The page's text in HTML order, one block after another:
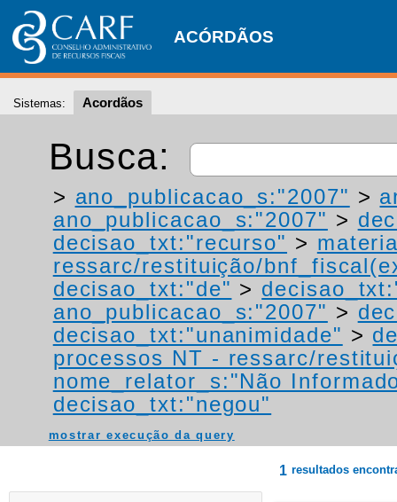
ACÓRDÃOS
Sistemas: Acordãos
Busca:
> ano_publicacao_s:"2007" >
ano_publicacao_s:"2007" >
decisao_txt:"recurso" >
ressarc/restituição/
decisao_txt:"de" >
ano_publicacao_s:"2007" >
decisao_txt:"unanimidade" >
processos NT - ressarc/
nome_relator_s:"Não
decisao_txt:"negou"
mostrar execução da query
1 resultados